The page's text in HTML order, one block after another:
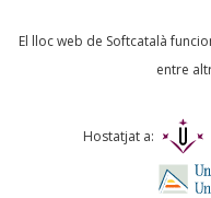
Què proposeu?
Comentari *
El lloc web de Softcatalà
entre
Hostatjat a: